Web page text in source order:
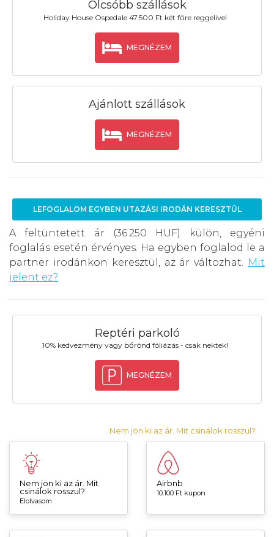
Olcsóbb szállások
Holiday House Ospedale 47.500 Ft két főre reggelivel
MEGNÉZEM
Ajánlott szállások
MEGNÉZEM
LEFOGLALOM EGYBEN UTAZÁSI IRODÁN KERESZTÜL
A feltüntetett ár (36.250 HUF) külön, egyéni
foglalás esetén érvényes. Ha egyben foglalod le a
partner irodánkon keresztül, az ár változhat.
Mit
jelent ez?
Reptéri parkoló
10% kedvezmény vagy bőrönd fóliázás - csak nektek!
MEGNÉZEM
Nem jön ki az ár. Mit csinálok rosszul?
Nem jön ki az ár. Mit
csinálok rosszul?
Elolvasom
Airbnb
10.100 Ft kupon